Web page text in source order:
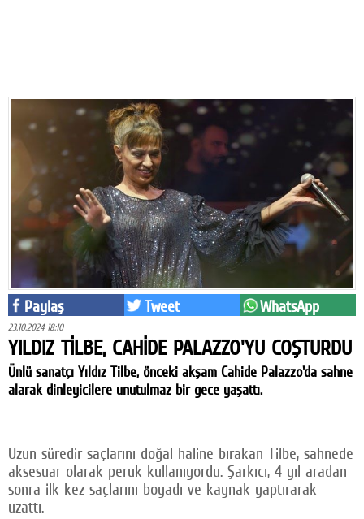
Politika
Dünya
Kültür-sanat
Yazarlar
Künye
İletişim
A24 SOSYAL MEDYA
Twitter
Google Plus
© 2026 TÜM HAKLARI SAKLIDIR
Paylaş Tweet WhatsApp
23.10.2024 18:10
YILDIZ TİLBE, CAHİDE PALAZZO'YU COŞTURDU
Ünlü sanatçı Yıldız Tilbe, önceki akşam Cahide Palazzo'da sahne
alarak dinleyicilere unutulmaz bir gece yaşattı.
Uzun süredir saçlarını doğal haline bırakan Tilbe, sahnede
aksesuar olarak peruk kullanıyordu. Şarkıcı, 4 yıl aradan
sonra ilk kez saçlarını boyadı ve kaynak yaptırarak
uzattı.